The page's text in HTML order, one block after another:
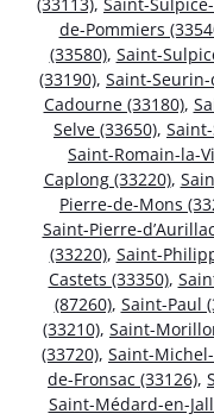
de-Pommiers
(33580), Saint-
(33190), Saint-Seurin-
Cadourne (33180),
Selve (33650),
Saint-Romain-la-
Caplong (33220),
Pierre-de-Mons
Saint-Pierre-
(33220), Saint-
Castets (33350),
(87260), Saint-Paul
(33210), Saint-
(33720), Saint-
de-Fronsac (33126),
Saint-Médard-en-